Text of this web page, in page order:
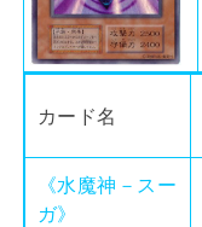
カード名
《水魔神－スー
ガ》